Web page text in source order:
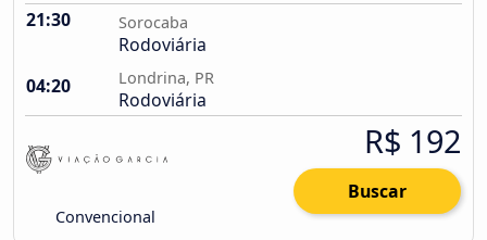
21:30 Sorocaba
Rodoviária
04:20
Londrina, PR
Rodoviária
Convencional
R$ 192
Buscar